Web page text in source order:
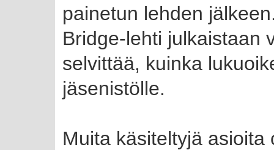
painetun lehden
Bridge-lehti julkaistaan
selvittää, kuinka
jäsenistölle.
Muita käsiteltyjä